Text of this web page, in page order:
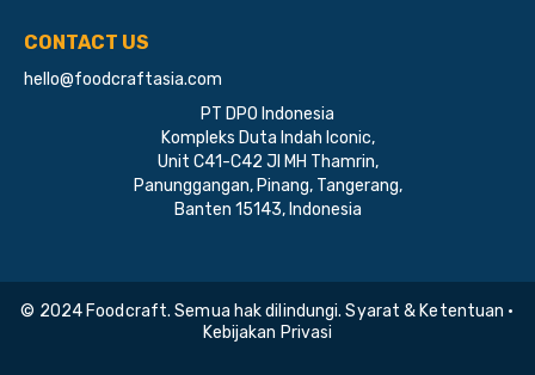
CONTACT US
hello@foodcraftasia.com
PT DPO Indonesia
Kompleks Duta Indah Iconic,
Unit C41-C42 Jl MH Thamrin,
Panunggangan, Pinang, Tangerang,
Banten 15143, Indonesia
© 2024 Foodcraft. Semua hak dilindungi. Syarat & Ketentuan •
Kebijakan Privasi